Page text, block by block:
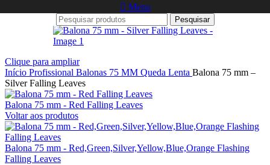
Saltar para o conteúdo principal
Menu
Pesquisar
Clique para ampliar
Início Profissional Balonas 75 MM Queda Lenta Balona 75 mm –
Silver Falling Leaves
Balona 75 mm - Red Falling Leaves
Voltar aos produtos
Balona 75 mm - Red,Green,Silver,Yellow,Blue,Orange Flashing
Falling Leaves